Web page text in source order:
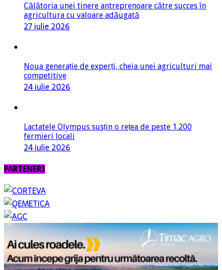
Călătoria unei tinere antreprenoare către succes în
agricultura cu valoare adăugată
27 iulie 2026
Noua generație de experți, cheia unei agriculturi mai
competitive
24 iulie 2026
Lactatele Olympus susțin o rețea de peste 1.200
fermieri locali
24 iulie 2026
PARTENERI